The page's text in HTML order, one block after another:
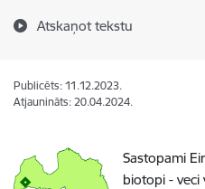
Atskaņot tekstu
Publicēts: 11.12.2023.
Atjaunināts: 20.04.2024.
Sastopami
biotopi - veci